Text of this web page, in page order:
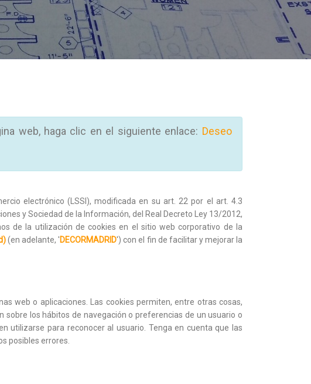
web, haga clic en el siguiente enlace: Deseo
electrónico (LSSI), modificada en su art. 22 por el art. 4.3
y Sociedad de la Información, del Real Decreto Ley 13/2012,
de la utilización de cookies en el sitio web corporativo de la
(en adelante, 'DECORMADRID') con el fin de facilitar y mejorar la
web o aplicaciones. Las cookies permiten, entre otras cosas,
los hábitos de navegación o preferencias de un usuario o
utilizarse para reconocer al usuario. Tenga en cuenta que las
posibles errores.